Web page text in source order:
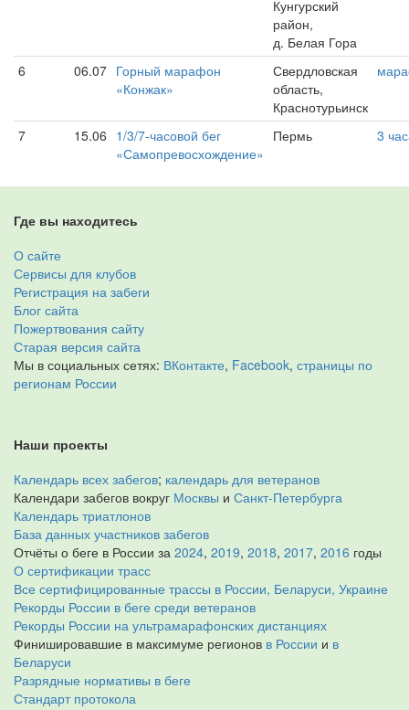
Кунгурский
район,
д. Белая Гора
6
06.07 Горный марафон
«Конжак»
Свердловская
область,
Краснотурьинск
7 15.06 1/3/7-часовой бег
«Самопревосхождение»
Пермь 3
Где вы находитесь
О сайте
Сервисы для клубов
Регистрация на забеги
Блог сайта
Пожертвования сайту
Старая версия сайта
Мы в социальных сетях: ВКонтакте, Facebook, страницы по
регионам России
Наши проекты
Календарь всех забегов; календарь для ветеранов
Календари забегов вокруг Москвы и Санкт-Петербурга
Календарь триатлонов
База данных участников забегов
Отчёты о беге в России за 2024, 2019, 2018, 2017, 2016 годы
О сертификации трасс
Все сертифицированные трассы в России, Беларуси, Украине
Рекорды России в беге среди ветеранов
Рекорды России на ультрамарафонских дистанциях
Финишировавшие в максимуме регионов в России и в
Беларуси
Разрядные нормативы в беге
Стандарт протокола